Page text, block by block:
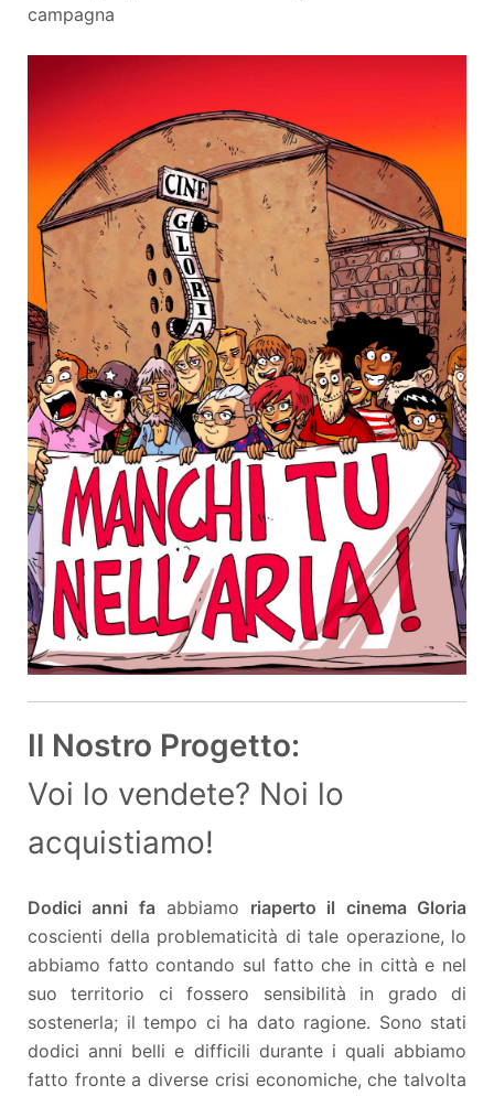
campagna
Il Nostro Progetto:
Voi lo vendete? Noi lo
acquistiamo!
Dodici anni faabbiamo riaperto il cinema Gloria
coscienti della problematicità di tale operazione, lo
abbiamo fatto contando sul fatto che in città e nel
suo territorio ci fossero sensibilità in grado di
sostenerla; il tempo ci ha dato ragione. Sono stati
dodici anni belli e difficili durante i quali abbiamo
fatto fronte a diverse crisi economiche, che talvolta